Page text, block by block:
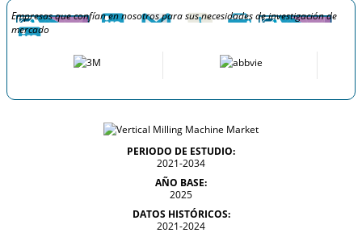
Empresas que confían en nosotros para sus necesidades de investigación de
mercado
PERIODO DE ESTUDIO:
2021-2034
AÑO BASE:
2025
DATOS HISTÓRICOS:
2021-2024